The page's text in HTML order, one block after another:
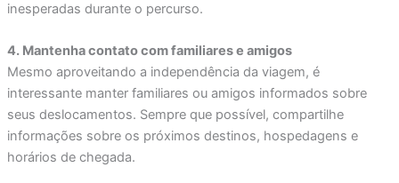
inesperadas durante o percurso.
4. Mantenha contato com familiares e amigos
Mesmo aproveitando a independência da viagem, é
interessante manter familiares ou amigos informados sobre
seus deslocamentos. Sempre que possível, compartilhe
informações sobre os próximos destinos, hospedagens e
horários de chegada.